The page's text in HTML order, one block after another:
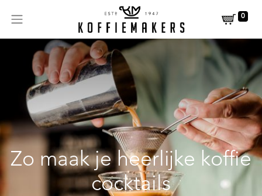
0
Zo maak je heerlijke koffie
cocktails